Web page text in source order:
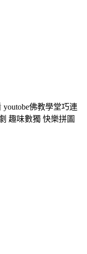
佛教學堂巧連
趣味數獨 快樂拼圖